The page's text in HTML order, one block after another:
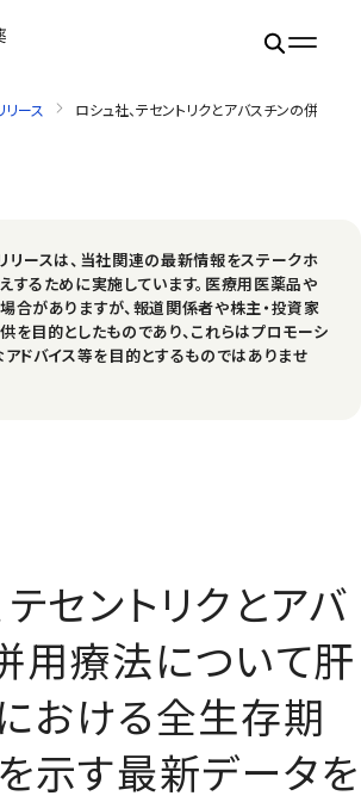
リース ロシュ社、テセントリクとアバスチンの併用
リースは、当社関連の最新情報をステークホ
するために実施しています。医療用医薬品や
合がありますが、報道関係者や株主・投資家
を目的としたものであり、これらはプロモーシ
アドバイス等を目的とするものではありませ
テセントリクとアバ
用療法について肝
おける全生存期
示す最新データを